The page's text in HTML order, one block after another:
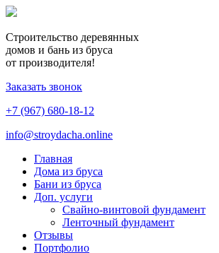
Строительство деревянных
домов и бань из бруса
от производителя!
Заказать звонок
+7 (967) 680-18-12
info@stroydacha.online
Главная
Дома из бруса
Бани из бруса
Доп. услуги
Свайно-винтовой фундамент
Ленточный фундамент
Отзывы
Портфолио